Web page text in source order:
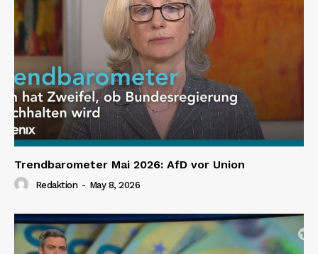
Trendbarometer Mai 2026: AfD vor Union
Redaktion - May 8, 2026